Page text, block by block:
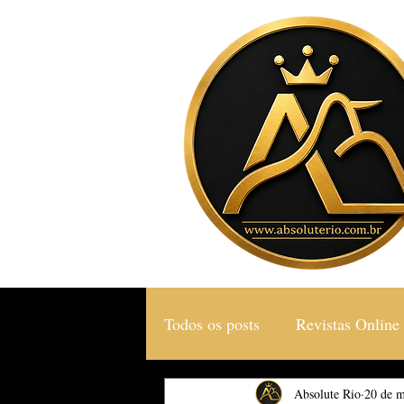
Todos os posts Revistas Online
Gastronomia & Turismo
Absolute Rio 20 de